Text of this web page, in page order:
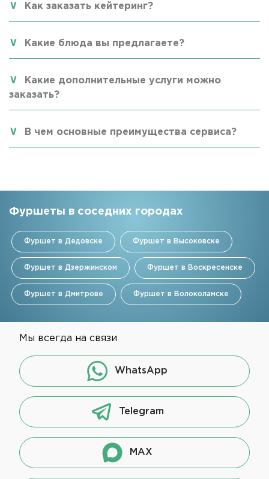
Как заказать кейтеринг?
Какие блюда вы предлагаете?
Какие дополнительные услуги можно
заказать?
В чем основные преимущества сервиса?
Фуршеты в соседних городах
Фуршет в Дедовске Фуршет в Высоковске
Фуршет в Дзержинском Фуршет в Воскресенске
Фуршет в Дмитрове Фуршет в Волоколамске
Мы всегда на связи
WhatsApp
Telegram
MAX